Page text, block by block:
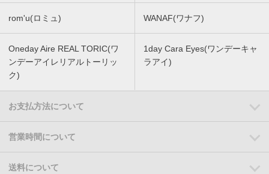
rom'u(ロミュ) WANAF(ワナフ)
Oneday Aire REAL TORIC(ワ
ンデーアイレリアルトーリッ
ク)
1day Cara Eyes(ワンデーキャ
ラアイ)
お支払方法について
営業時間について
送料について